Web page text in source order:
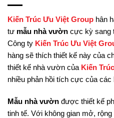
Kiến Trúc Ưu Việt Group hân
tư mẫu nhà vườn cực kỳ sang
Công ty Kiến Trúc Ưu Việt
hàng sẽ thích thiết kế này của
thiết kế nhà vườn của Kiến
nhiều phản hồi tích cực của các
Mẫu nhà vườn được thiết kế
tinh tế. Với không gian mở,